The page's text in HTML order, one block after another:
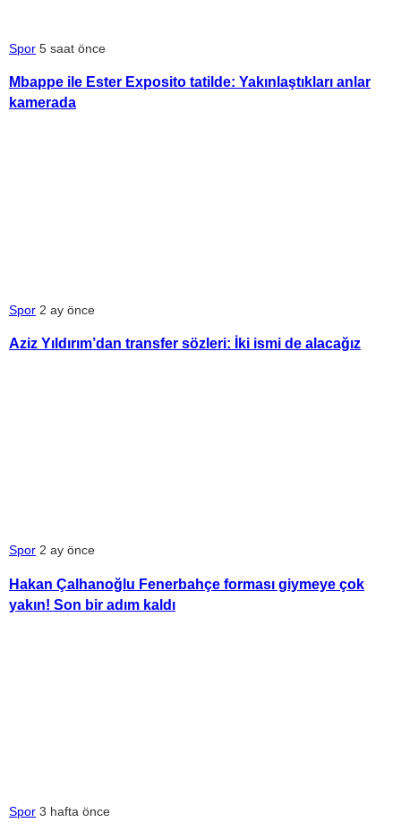
Spor 5 saat önce
Mbappe ile Ester Exposito tatilde: Yakınlaştıkları anlar
kamerada
Spor 2 ay önce
Aziz Yıldırım’dan transfer sözleri: İki ismi de alacağız
Spor 2 ay önce
Hakan Çalhanoğlu Fenerbahçe forması giymeye çok
yakın! Son bir adım kaldı
Spor 3 hafta önce